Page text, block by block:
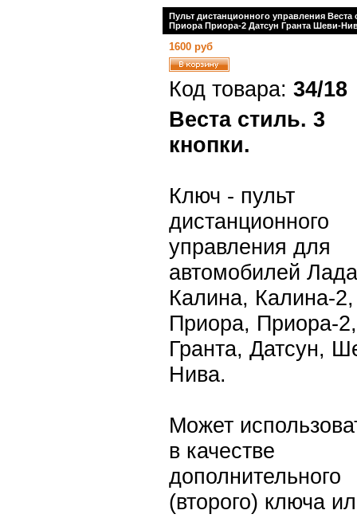
Пульт дистанционного управления
Приора Приора-2 Датсун Гранта Шеви-
1600 руб
Код товара: 34/18
Веста стиль. 3
кнопки.
Ключ - пульт
дистанционного
управления для
автомобилей
Калина, Калина-2,
Приора, Приора-2,
Гранта, Датсун,
Нива.
Может
в качестве
дополнительного
(второго) ключа